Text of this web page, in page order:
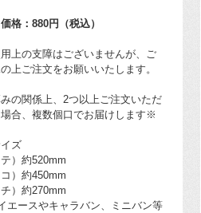
格：880円（税込）
用上の支障はございませんが、ご
上ご注文をお願いいたします。
の関係上、2つ以上ご注文いただ
合、複数個口でお届けします※
ズ
テ）約520mm
コ）約450mm
チ）約270mm
エースやキャラバン、ミニバン等